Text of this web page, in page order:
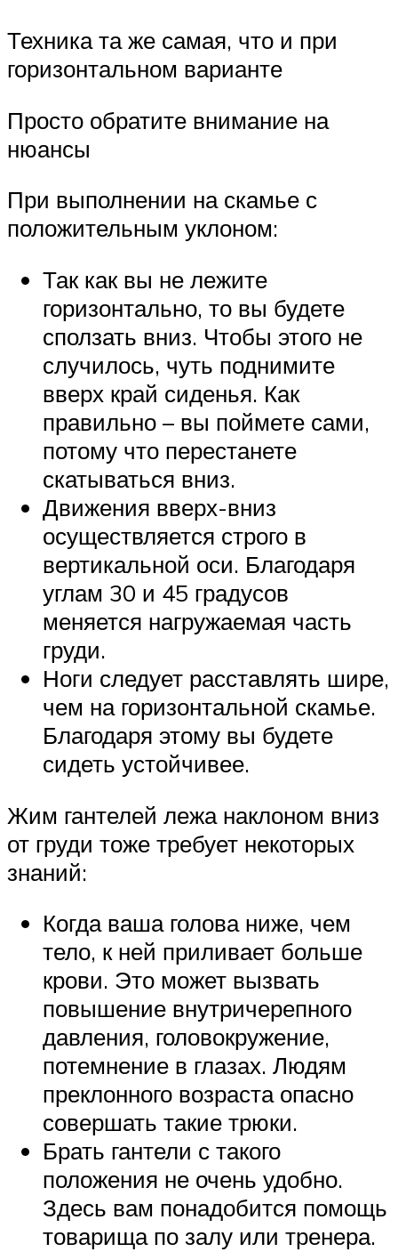
Техника та же самая, что и при
горизонтальном варианте
Просто обратите внимание на
нюансы
При выполнении на скамье с
положительным уклоном:
Так как вы не лежите
горизонтально, то вы будете
сползать вниз. Чтобы этого не
случилось, чуть поднимите
вверх край сиденья. Как
правильно – вы поймете сами,
потому что перестанете
скатываться вниз.
Движения вверх-вниз
осуществляется строго в
вертикальной оси. Благодаря
углам 30 и 45 градусов
меняется нагружаемая часть
груди.
Ноги следует расставлять шире,
чем на горизонтальной скамье.
Благодаря этому вы будете
сидеть устойчивее.
Жим гантелей лежа наклоном вниз
от груди тоже требует некоторых
знаний:
Когда ваша голова ниже, чем
тело, к ней приливает больше
крови. Это может вызвать
повышение внутричерепного
давления, головокружение,
потемнение в глазах. Людям
преклонного возраста опасно
совершать такие трюки.
Брать гантели с такого
положения не очень удобно.
Здесь вам понадобится помощь
товарища по залу или тренера.